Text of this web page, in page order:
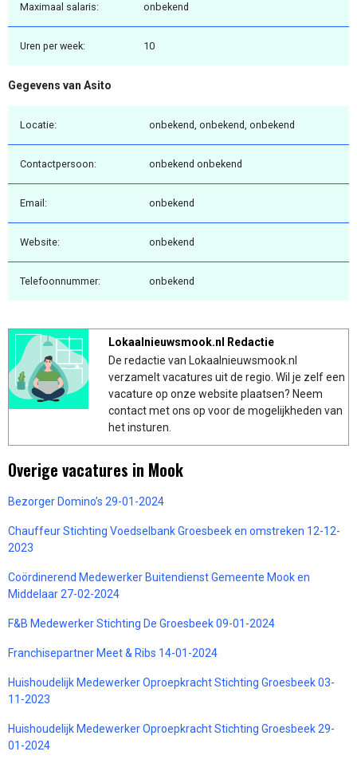
Maximaal salaris: onbekend
Uren per week: 10
Gegevens van Asito
Locatie: onbekend, onbekend, onbekend
Contactpersoon: onbekend onbekend
Email: onbekend
Website: onbekend
Telefoonnummer: onbekend
Lokaalnieuwsmook.nl Redactie
De redactie van Lokaalnieuwsmook.nl
verzamelt vacatures uit de regio. Wil je zelf een
vacature op onze website plaatsen? Neem
contact met ons op voor de mogelijkheden van
het insturen.
Overige vacatures in Mook
Bezorger Domino’s 29-01-2024
Chauffeur Stichting Voedselbank Groesbeek en omstreken 12-12-
2023
Coördinerend Medewerker Buitendienst Gemeente Mook en
Middelaar 27-02-2024
F&B Medewerker Stichting De Groesbeek 09-01-2024
Franchisepartner Meet & Ribs 14-01-2024
Huishoudelijk Medewerker Oproepkracht Stichting Groesbeek 03-
11-2023
Huishoudelijk Medewerker Oproepkracht Stichting Groesbeek 29-
01-2024